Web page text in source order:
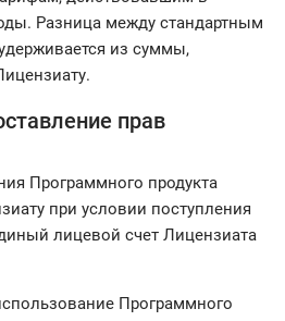
Разница между стандартным
из суммы,
прав
Программного продукта
при условии поступления
лицевой счет Лицензиата
Программного